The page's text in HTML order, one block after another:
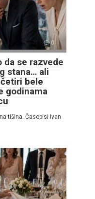
0
da se razvede
stana… ali
bele
godinama
tišina. Časopisi Ivan